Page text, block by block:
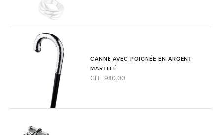
CANNE AVEC POIGNÉE EN ARGENT
MARTELÉ
CHF 980.00